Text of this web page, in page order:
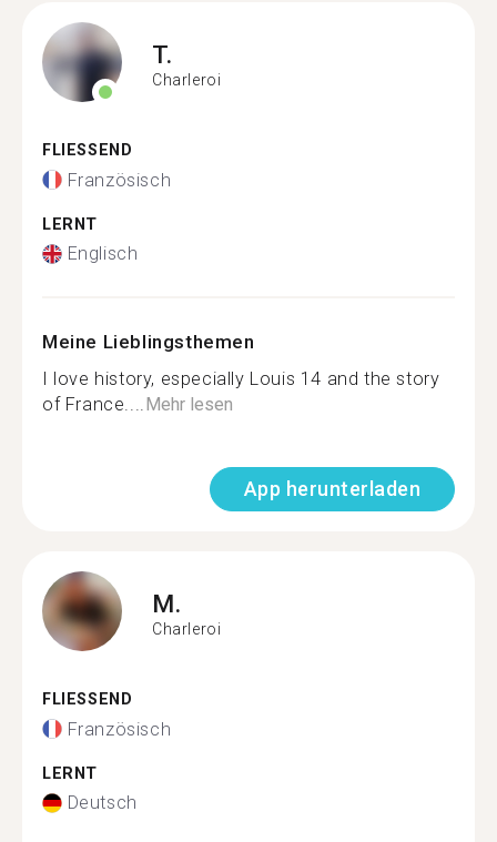
T.
Charleroi
FLIESSEND
Französisch
LERNT
Englisch
Meine Lieblingsthemen
I love history, especially Louis 14 and the story
of France....Mehr lesen
App herunterladen
M.
Charleroi
FLIESSEND
Französisch
LERNT
Deutsch